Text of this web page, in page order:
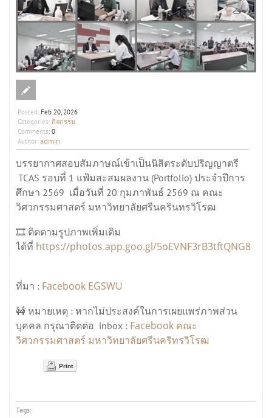
Posted: Feb 20, 2026
Categories: กิจกรรม
Comments: 0
Author: admin
บรรยากาศสอบสัมภาษณ์เข้าเป็นนิสิตระดับปริญญาตรี
TCAS รอบที่ 1 แฟ้มสะสมผลงาน (Portfolio) ประจำปีการ
ศึกษา 2569 เมื่อวันที่ 20 กุมภาพันธ์ 2569 ณ คณะ
วิศวกรรมศาสตร์ มหาวิทยาลัยศรีนครินทรวิโรฒ
🎞️ ติดตามรูปภาพเพิ่มเติม
ได้ที่ https://photos.app.goo.gl/5oEVNF3rB3tftQNG8
ที่มา : Facebook EGSWU
🚧 หมายเหตุ : หากไม่ประสงค์ในการเผยแพร่ภาพส่วน
บุคคล กรุณาติดต่อ inbox : Facebook คณะ
วิศวกรรมศาสตร์ มหาวิทยาลัยศรีนคริทรวิโรฒ
Print
Tags: